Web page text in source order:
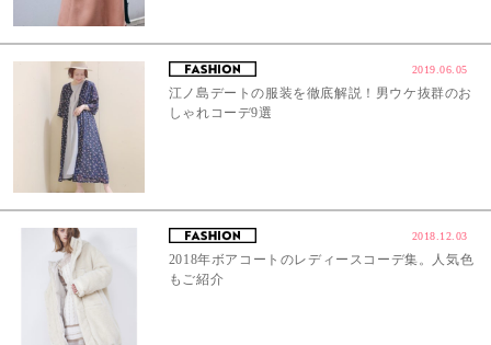
2019.06.05
江ノ島デートの服装を徹底解説！男ウケ抜群のお
しゃれコーデ9選
2018.12.03
2018年ボアコートのレディースコーデ集。人気色
もご紹介